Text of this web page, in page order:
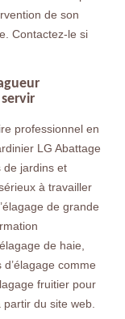
de son
Contactez-le si
professionnel en
LG Abattage
de jardins et
à travailler
de grande
de haie,
comme
fruitier pour
du site web.